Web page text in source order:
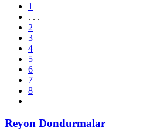
1
. . .
2
3
4
5
6
7
8
Reyon Dondurmalar